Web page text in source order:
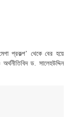
প্রকল্প’ থেকে বের হয়ে
ড. সালেহউদ্দিন